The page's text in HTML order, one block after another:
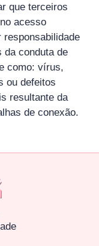
que terceiros
acesso
responsabilidade
da conduta de
como: vírus,
ou defeitos
resultante da
de conexão.